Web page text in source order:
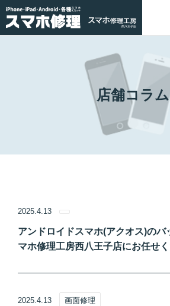
店舗コラム
2025.4.13
アンドロイドスマホ(アクオス)のバ
マホ修理工房西八王子店にお任せく
2025.4.13 画面修理